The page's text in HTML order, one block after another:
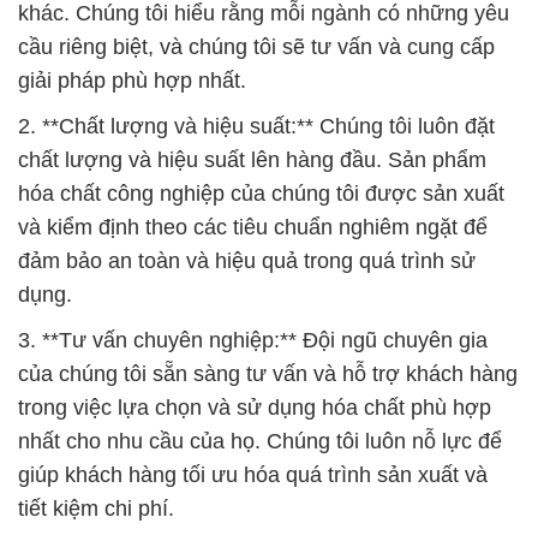
khác. Chúng tôi hiểu rằng mỗi ngành có những yêu
cầu riêng biệt, và chúng tôi sẽ tư vấn và cung cấp
giải pháp phù hợp nhất.
2. **Chất lượng và hiệu suất:** Chúng tôi luôn đặt
chất lượng và hiệu suất lên hàng đầu. Sản phẩm
hóa chất công nghiệp của chúng tôi được sản xuất
và kiểm định theo các tiêu chuẩn nghiêm ngặt để
đảm bảo an toàn và hiệu quả trong quá trình sử
dụng.
3. **Tư vấn chuyên nghiệp:** Đội ngũ chuyên gia
của chúng tôi sẵn sàng tư vấn và hỗ trợ khách hàng
trong việc lựa chọn và sử dụng hóa chất phù hợp
nhất cho nhu cầu của họ. Chúng tôi luôn nỗ lực để
giúp khách hàng tối ưu hóa quá trình sản xuất và
tiết kiệm chi phí.